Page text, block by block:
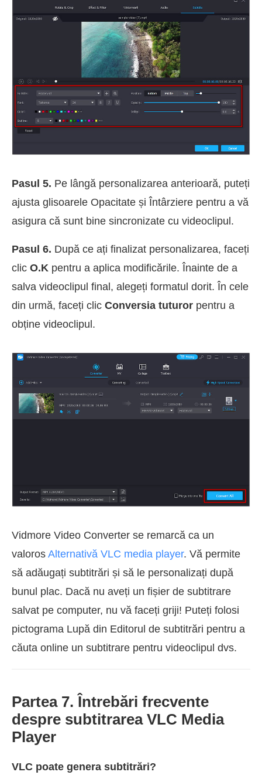
Pasul 5. Pe lângă personalizarea anterioară, puteți
ajusta glisoarele Opacitate și Întârziere pentru a vă
asigura că sunt bine sincronizate cu videoclipul.
Pasul 6. După ce ați finalizat personalizarea, faceți
clic O.K pentru a aplica modificările. Înainte de a
salva videoclipul final, alegeți formatul dorit. În cele
din urmă, faceți clic Conversia tuturor pentru a
obține videoclipul.
Vidmore Video Converter se remarcă ca un
valoros Alternativă VLC media player. Vă permite
să adăugați subtitrări și să le personalizați după
bunul plac. Dacă nu aveți un fișier de subtitrare
salvat pe computer, nu vă faceți griji! Puteți folosi
pictograma Lupă din Editorul de subtitrări pentru a
căuta online un subtitrare pentru videoclipul dvs.
Partea 7. Întrebări frecvente
despre subtitrarea VLC Media
Player
VLC poate genera subtitrări?